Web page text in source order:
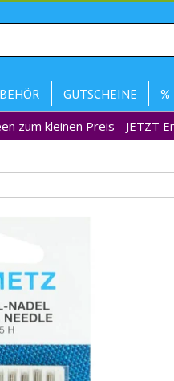
GUTSCHEINE %
zum kleinen Preis - JETZT